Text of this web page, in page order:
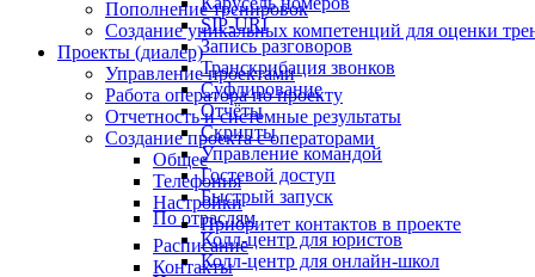
SIP-URI
Запись разговоров
Транскрибация звонков
Суфлирование
Отчёты
Скрипты
Управление командой
Гостевой доступ
Быстрый запуск
По отраслям
Колл-центр для юристов
Колл-центр для онлайн-школ
Пополнение тренировок
Создание уникальных компетенций для оценки
Проекты (диалер)
Управление проектами
Работа оператора по проекту
Отчетность и системные результаты
Создание проекта с операторами
Общее
Телефония
Настройки
Приоритет контактов в проекте
Расписание
Контакты